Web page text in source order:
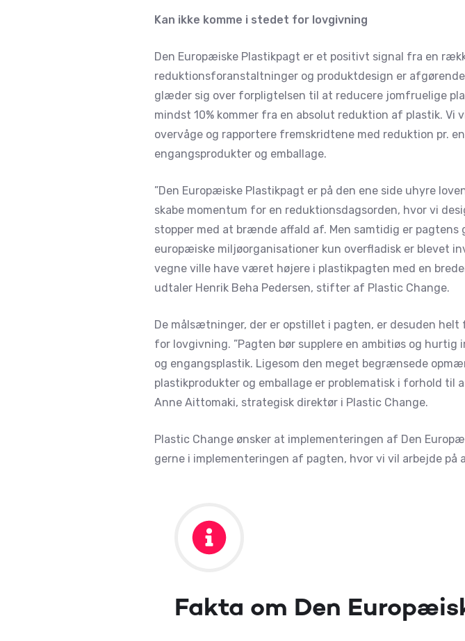
Kan ikke komme i stedet for lovgivning
Den Europæiske Plastikpagt er et positivt signal fra en
reduktionsforanstaltninger og produktdesign er
glæder sig over forpligtelsen til at reducere jomfruelige
mindst 10% kommer fra en absolut reduktion af plastik.
overvåge og rapportere fremskridtene med reduktion pr.
engangsprodukter og emballage.
”Den Europæiske Plastikpagt er på den ene side uhyre
skabe momentum for en reduktionsdagsorden, hvor vi
stopper med at brænde affald af. Men samtidig er
europæiske miljøorganisationer kun overfladisk er blevet
vegne ville have været højere i plastikpagten med en
udtaler Henrik Beha Pedersen, stifter af Plastic Change.
De målsætninger, der er opstillet i pagten, er desuden
for lovgivning. ”Pagten bør supplere en ambitiøs og
og engangsplastik. Ligesom den meget begrænsede
plastikprodukter og emballage er problematisk i forhold til
Anne Aittomaki, strategisk direktør i Plastic Change.
Plastic Change ønsker at implementeringen af Den
gerne i implementeringen af pagten, hvor vi vil arbejde
Fakta om Den